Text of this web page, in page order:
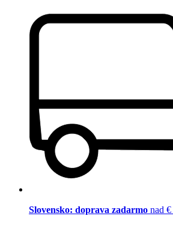
Slovensko: doprava zadarmo nad